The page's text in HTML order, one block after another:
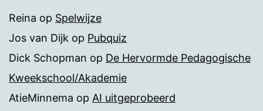
Reina op Spelwijze
Jos van Dijk op Pubquiz
Dick Schopman op De Hervormde Pedagogische
Kweekschool/Akademie
AtieMinnema op AI uitgeprobeerd